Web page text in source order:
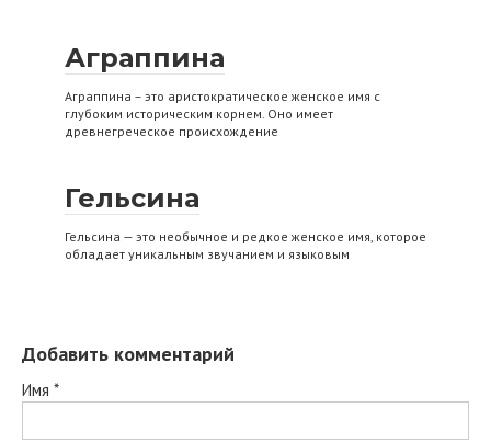
Аграппина
Аграппина – это аристократическое женское имя с
глубоким историческим корнем. Оно имеет
древнегреческое происхождение
Гельсина
Гельсина — это необычное и редкое женское имя, которое
обладает уникальным звучанием и языковым
Добавить комментарий
Имя *